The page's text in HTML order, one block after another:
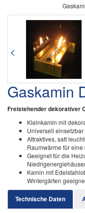
<
Gaskamin
Freistehender dekorativer
Kleinkamin mit
Universell
Attraktives, satt
Raumwärme für
Geeignet für die
Kamin mit
Wintergärten
Technische Daten